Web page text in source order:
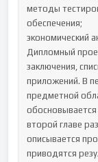
методы
обеспечения;
экономический
Дипломный
заключения,
приложений. В
предметной
второй главе
описывается
приводятся